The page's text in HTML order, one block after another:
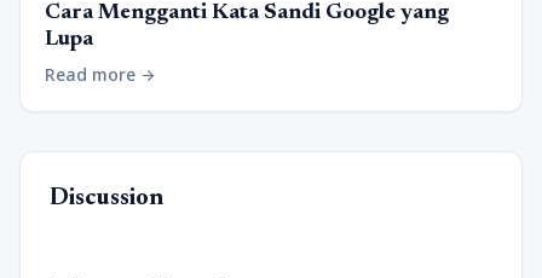
Cara Mengganti Kata Sandi Google yang
Lupa
Read more arrow_forward
Discussion